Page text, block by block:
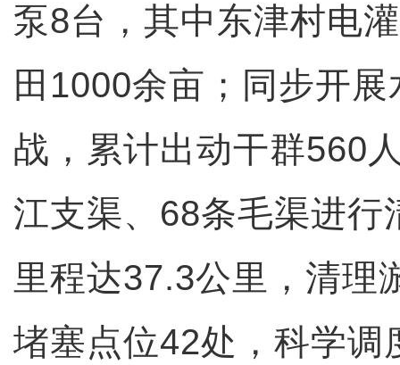
泵8台，其中东津村电
田1000余亩；同步开
战，累计出动干群560
江支渠、68条毛渠进行
里程达37.3公里，清理
堵塞点位42处，科学调